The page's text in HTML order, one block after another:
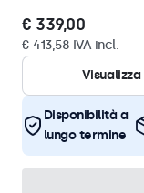
€ 339,00
€ 413,58 IVA incl.
Visualizza
Disponibilità a
lungo termine